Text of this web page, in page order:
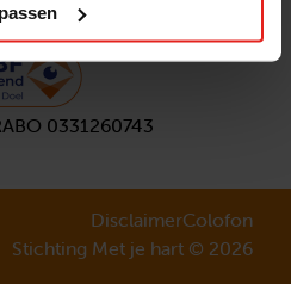
0331260743
DisclaimerColofon
Stichting Met je hart © 2026